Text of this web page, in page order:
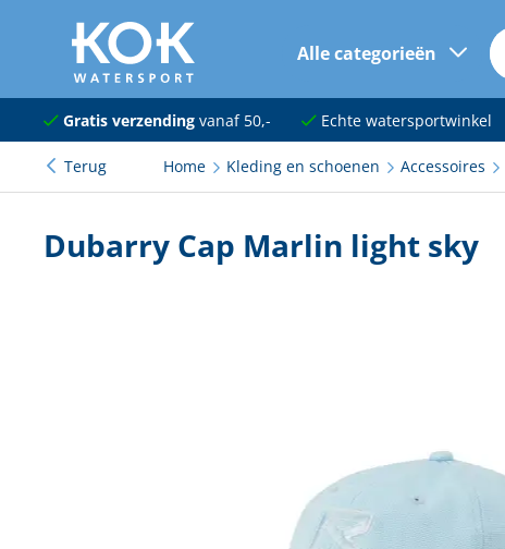
naar hoofdinhoud
Alle categorieën
Navigatie
Dekuitrusting
Onderhoud en verf
Gratis verzendingvanaf 50,- Echte watersportwinkel
Terug Home Kleding en schoenen Accessoires
Dubarry Cap Marlin light sky